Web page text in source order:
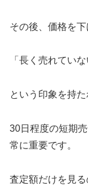
その後、価格を下
「長く売れていな
という印象を持た
30日程度の短期
常に重要です。
査定額だけを見る